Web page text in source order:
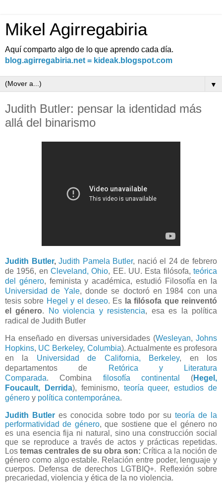
Mikel Agirregabiria
Aquí comparto algo de lo que aprendo cada día.
blog.agirregabiria.net = kideak.blogspot.com
▼
Judith Butler: pensar la identidad más
allá del binarismo
Judith Butler,Judith Pamela Butler, nació el 24 de febrero
de 1956, en Cleveland, Ohio, EE. UU. Esta filósofa,teórica
del género, feminista y académica, estudió Filosofía en la
Universidad de Yale, donde se doctoró en 1984 con una
tesis sobre Hegel y el deseo. Es la filósofa que reinventó
el género. No violencia y resistencia, esa es la política
radical de Judith Butler
Ha enseñado en diversas universidades (Wesleyan,Johns
Hopkins, UC Berkeley, Columbia). Actualmente es profesora
en la Universidad de California, Berkeley, en los
departamentos de
Retórica y Literatura
Comparada.Combina filosofía continental (Hegel,
Foucault, Derrida), feminismo, teoría queer,estudios de
género y política contemporánea.
Judith Butler es conocida sobre todo por su teoría de la
performatividad de género, que sostiene que el género no
es una esencia fija ni natural, sino una construcción social
que se reproduce a través de actos y prácticas repetidas.
Lostemas centrales de su obra son: Crítica a la noción de
género como algo estable. Relación entre poder, lenguaje y
cuerpos. Defensa de derechos LGTBIQ+.
Reflexión sobre
precariedad, violencia y ética de la no violencia.